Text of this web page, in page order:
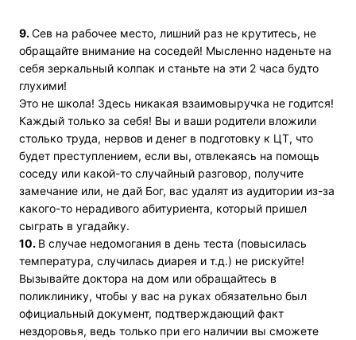
9.Сев на рабочее место, лишний раз не крутитесь, не
обращайте внимание на соседей! Мысленно наденьте на
себя зеркальный колпак и станьте на эти 2 часа будто
глухими!
Это не школа! Здесь никакая взаимовыручка не годится!
Каждый только за себя! Вы и ваши родители вложили
столько труда, нервов и денег в подготовку к ЦТ, что
будет преступлением, если вы, отвлекаясь на помощь
соседу или какой-то случайный разговор, получите
замечание или, не дай Бог, вас удалят из аудитории из-за
какого-то нерадивого абитуриента, который пришел
сыграть в угадайку.
10. В случае недомогания в день теста (повысилась
температура, случилась диарея и т.д.) не рискуйте!
Вызывайте доктора на дом или обращайтесь в
поликлинику, чтобы у вас на руках обязательно был
официальный документ, подтверждающий факт
нездоровья, ведь только при его наличии вы сможете